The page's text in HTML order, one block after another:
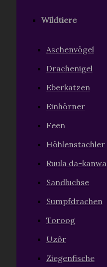
Wildtiere
Aschenvögel
Drachenigel
Eberkatzen
Einhörner
Feen
Höhlenstachler
Ruula da-kanwa
Sandluchse
Sumpfdrachen
Toroog
Uzôr
Ziegenfische